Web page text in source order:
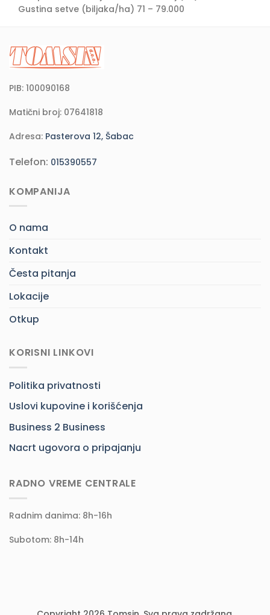
Gustina setve (biljaka/ha) 71 – 79.000
PIB: 100090168
Matični broj: 07641818
Adresa: Pasterova 12, Šabac
Telefon: 015390557
KOMPANIJA
O nama
Kontakt
Česta pitanja
Lokacije
Otkup
KORISNI LINKOVI
Politika privatnosti
Uslovi kupovine i korišćenja
Business 2 Business
Nacrt ugovora o pripajanju
RADNO VREME CENTRALE
Radnim danima: 8h-16h
Subotom: 8h-14h